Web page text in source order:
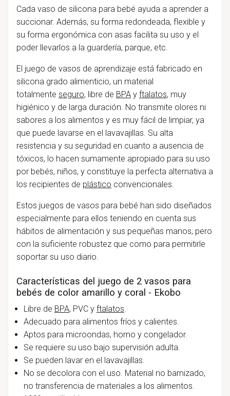
Cada vaso de silicona para bebé ayuda a aprender a
succionar. Además, su forma redondeada, flexible y
su forma ergonómica con asas facilita su uso y el
poder llevarlos a la guardería, parque, etc.
El juego de vasos de aprendizaje está fabricado en
silicona grado alimenticio, un material
totalmente seguro, libre de BPAy ftalatos, muy
higiénico y de larga duración. No transmite olores ni
sabores a los alimentos y es muy fácil de limpiar, ya
que puede lavarse en el lavavajillas. Su alta
resistencia y su seguridad en cuanto a ausencia de
tóxicos, lo hacen sumamente apropiado para su uso
por bebés, niños, y constituye la perfecta alternativa a
los recipientes de plástico convencionales.
Estos juegos de vasos para bebé han sido diseñados
especialmente para ellos teniendo en cuenta sus
hábitos de alimentación y sus pequeñas manos, pero
con la suficiente robustez que como para permitirle
soportar su uso diario.
Características del juego de 2 vasos para
bebés de color amarillo y coral - Ekobo
Libre de BPA, PVC y ftalatos.
Adecuado para alimentos fríos y calientes.
Aptos para microondas, horno y congelador.
Se requiere su uso bajo supervisión adulta.
Se pueden lavar en el lavavajillas.
No se decolora con el uso. Material no barnizado,
no transferencia de materiales a los alimentos.